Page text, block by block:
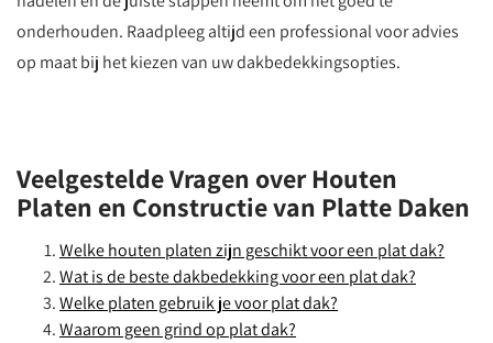
onderhouden. Raadpleeg altijd een professional voor advies
op maat bij het kiezen van uw dakbedekkingsopties.
Veelgestelde Vragen over Houten
Platen en Constructie van Platte Daken
Welke houten platen zijn geschikt voor een plat dak?
Wat is de beste dakbedekking voor een plat dak?
Welke platen gebruik je voor plat dak?
Waarom geen grind op plat dak?